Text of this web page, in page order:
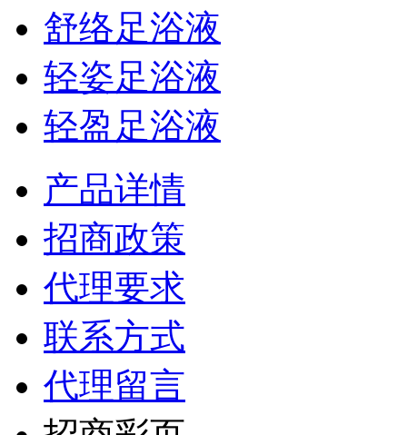
舒络足浴液
轻姿足浴液
轻盈足浴液
产品详情
招商政策
代理要求
联系方式
代理留言